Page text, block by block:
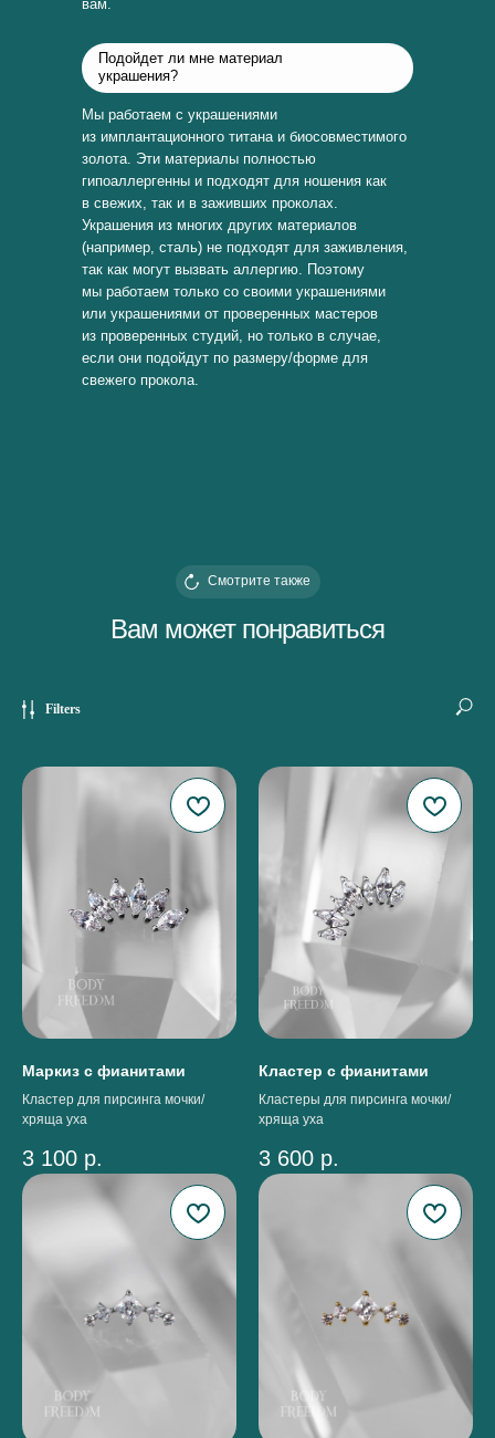
вам.
Подойдет ли мне материал
украшения?
Мы работаем с украшениями
из имплантационного титана и биосовместимого
золота. Эти материалы полностью
гипоаллергенны и подходят для ношения как
в свежих, так и в заживших проколах.
Украшения из многих других материалов
(например, сталь) не подходят для заживления,
так как могут вызвать аллергию. Поэтому
мы работаем только со своими украшениями
или украшениями от проверенных мастеров
из проверенных студий, но только в случае,
если они подойдут по размеру/форме для
свежего прокола.
Вам может понравиться
Смотрите также
Filters
Маркиз с фианитами
Кластер для пирсинга мочки/
хряща уха
3 100 р.
Кластер с фианитами
Кластеры для пирсинга мочки/
хряща уха
3 600 р.